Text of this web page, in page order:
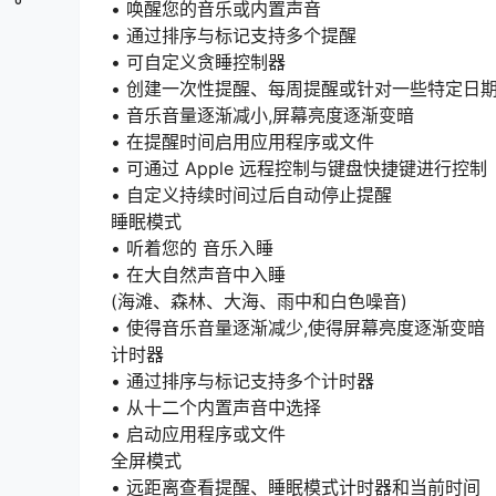
• 唤醒您的音乐或内置声音
• 通过排序与标记支持多个提醒
• 可自定义贪睡控制器
• 创建一次性提醒、每周提醒或针对一些特定日
• 音乐音量逐渐减小,屏幕亮度逐渐变暗
• 在提醒时间启用应用程序或文件
• 可通过 Apple 远程控制与键盘快捷键进行控制
• 自定义持续时间过后自动停止提醒
睡眠模式
• 听着您的 音乐入睡
• 在大自然声音中入睡
(海滩、森林、大海、雨中和白色噪音)
• 使得音乐音量逐渐减少,使得屏幕亮度逐渐变暗
计时器
• 通过排序与标记支持多个计时器
• 从十二个内置声音中选择
• 启动应用程序或文件
全屏模式
• 远距离查看提醒、睡眠模式计时器和当前时间